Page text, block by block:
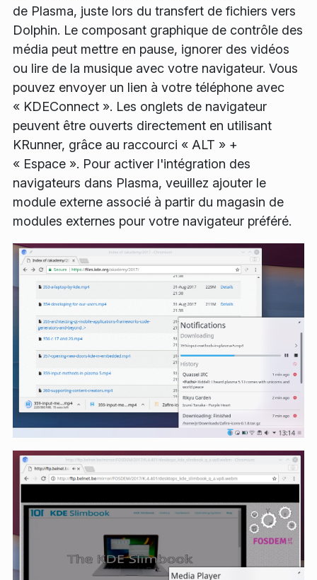
de Plasma, juste lors du transfert de fichiers vers
Dolphin. Le composant graphique de contrôle des
média peut mettre en pause, ignorer des vidéos
ou lire de la musique avec votre navigateur. Vous
pouvez envoyer un lien à votre téléphone avec
« KDEConnect ». Les onglets de navigateur
peuvent être ouverts directement en utilisant
KRunner, grâce au raccourci « ALT » +
« Espace ». Pour activer l'intégration des
navigateurs dans Plasma, veuillez ajouter le
module externe associé à partir du magasin de
modules externes pour votre navigateur préféré.